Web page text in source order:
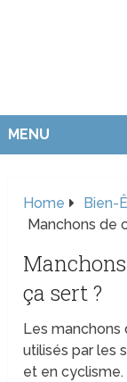
MENU
Home
Bien-
Manchons de
ça sert ?
Les
utilisés par les
et en